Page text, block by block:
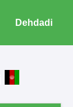
Dehdadi